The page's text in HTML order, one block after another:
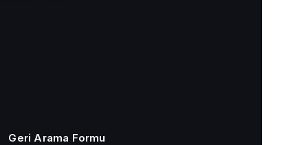
Geri Arama Formu